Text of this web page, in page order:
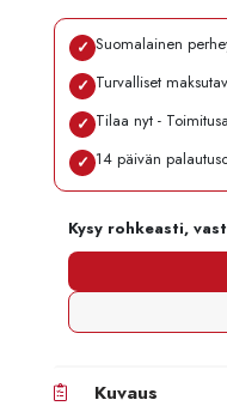
✓ Suomalainen
✓ Turvalliset
✓ Tilaa nyt -
✓ 14 päivän
Kysy rohkeasti,
Kuvaus